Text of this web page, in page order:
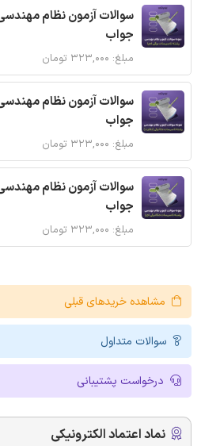
سوالات آزمون نظام
جواب
مبلغ: ۳۲۳,۰۰۰ تومان
سوالات آزمون نظام
جواب
مبلغ: ۳۲۳,۰۰۰ تومان
سوالات آزمون نظام
جواب
مبلغ: ۳۲۳,۰۰۰ تومان
مشاهده خریدهای قبلی
سوالات متداول
درخواست پشتیبانی
نماد اعتماد الکترونیکی